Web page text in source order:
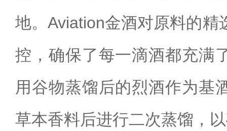
地‌。Aviation金酒对原料的精
控，确保了每一滴酒都充满
用谷物蒸馏后的烈酒作为基
草本香料后进行二次蒸馏，